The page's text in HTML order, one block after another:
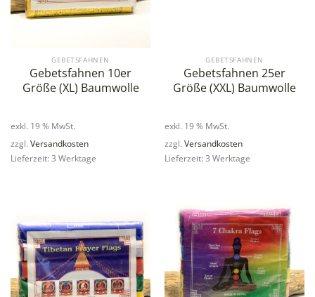
GEBETSFAHNEN
Gebetsfahnen 10er
Größe (XL) Baumwolle
exkl. 19 % MwSt.
zzgl. Versandkosten
Lieferzeit: 3 Werktage
GEBETSFAHNEN
Gebetsfahnen 25er
Größe (XXL) Baumwolle
exkl. 19 % MwSt.
zzgl. Versandkosten
Lieferzeit: 3 Werktage